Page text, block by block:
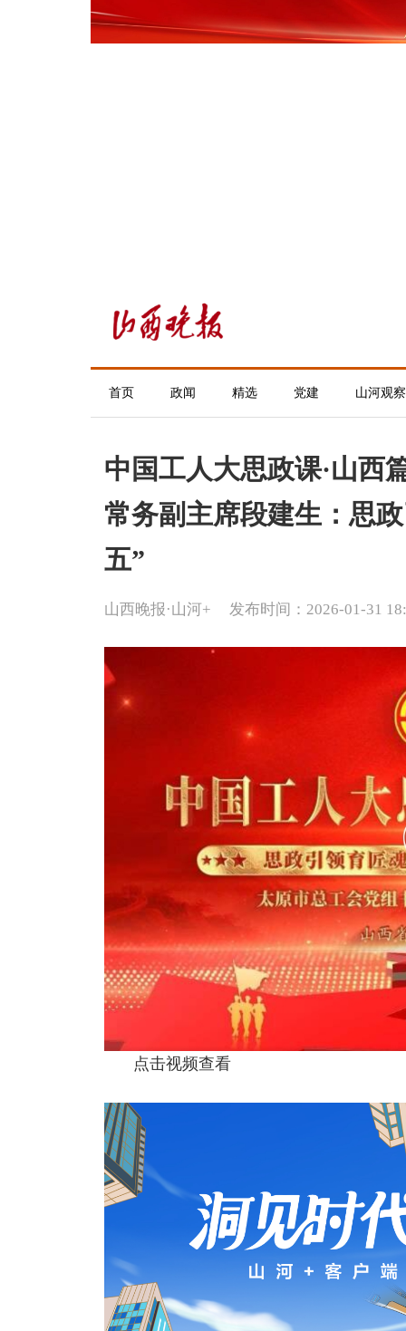
首页 政闻 精选 党建 山河观察
中国工人大思政课·山西
常务副主席段建生：思
五”
山西晚报·山河+ 发布时间：2026-01-31
点击视频查看